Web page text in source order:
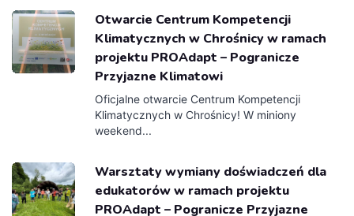
Otwarcie Centrum Kompetencji
Klimatycznych w Chrośnicy w ramach
projektu PROAdapt – Pogranicze
Przyjazne Klimatowi
Oficjalne otwarcie Centrum Kompetencji
Klimatycznych w Chrośnicy! W miniony
weekend...
Warsztaty wymiany doświadczeń dla
edukatorów w ramach projektu
PROAdapt – Pogranicze Przyjazne